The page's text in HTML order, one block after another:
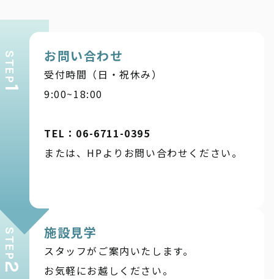
STEP
1
お問い合わせ
受付時間（日・祝休み）
9:00~18:00
TEL：06-6711-0395
または、HPよりお問い合わせください。
STEP
2
施設見学
スタッフがご案内いたします。
お気軽にお越しください。